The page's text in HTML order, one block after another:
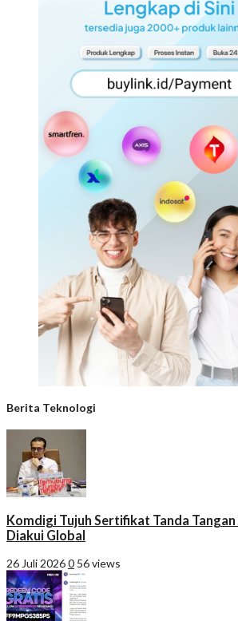
Berita Teknologi
Komdigi Tujuh Sertifikat Tanda
Diakui Global
26 Juli 20260 56 views